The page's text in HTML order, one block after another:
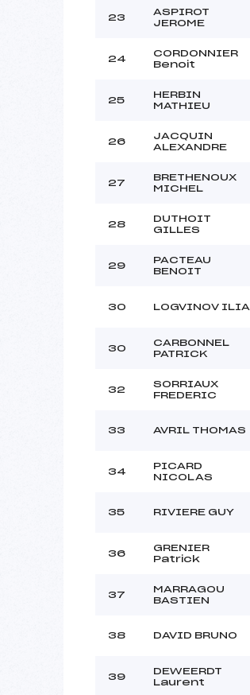
23
ASPIROT
JEROME
24
CORDONNIER
Benoit
25
HERBIN
MATHIEU
26
JACQUIN
ALEXANDRE
27
BRETHENOUX
MICHEL
28
DUTHOIT
GILLES
29
PACTEAU
BENOIT
30 LOGVINOV ILIA
30
CARBONNEL
PATRICK
32
SORRIAUX
FREDERIC
33 AVRIL THOMAS
34
PICARD
NICOLAS
35 RIVIERE GUY
36
GRENIER
Patrick
37
MARRAGOU
BASTIEN
38 DAVID BRUNO
39
DEWEERDT
Laurent